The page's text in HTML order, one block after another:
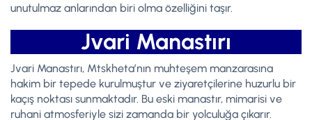
unutulmaz anlarından biri olma özelliğini taşır.
Jvari Manastırı
Jvari Manastırı, Mtskheta’nın muhteşem manzarasına
hakim bir tepede kurulmuştur ve ziyaretçilerine huzurlu bir
kaçış noktası sunmaktadır. Bu eski manastır, mimarisi ve
ruhani atmosferiyle sizi zamanda bir yolculuğa çıkarır.